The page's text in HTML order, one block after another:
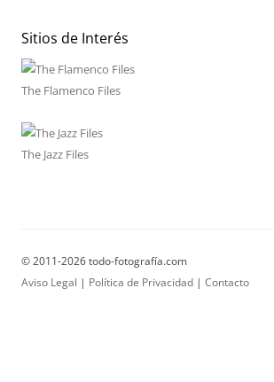
Sitios de Interés
The Flamenco Files
The Jazz Files
© 2011-2026 todo-fotografía.com
Aviso Legal | Política de Privacidad | Contacto